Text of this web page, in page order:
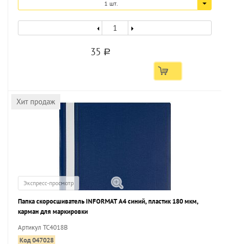
1 шт.
35 a
Хит продаж
Экспресс-просмотр
Папка скоросшиватель INFORMAT А4 синий, пластик 180 мкм,
карман для маркировки
Артикул TC4018B
Код 047028